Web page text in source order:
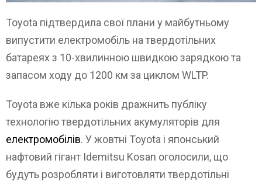
Toyota підтвердила свої плани у майбутньому
випустити електромобіль на твердотільних
батареях з 10-хвилинною швидкою зарядкою та
запасом ходу до 1200 км за циклом WLTP.
Toyota вже кілька років дражнить публіку
технологію твердотільних акумуляторів для
електромобілів. У жовтні Toyota і японський
нафтовий гігант Idemitsu Kosan оголосили, що
будуть розробляти і виготовляти твердотільні